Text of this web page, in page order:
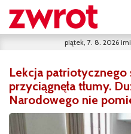
piątek, 7. 8. 2026
Lekcja patriotycznego
przyciągnęła tłumy.
Narodowego nie